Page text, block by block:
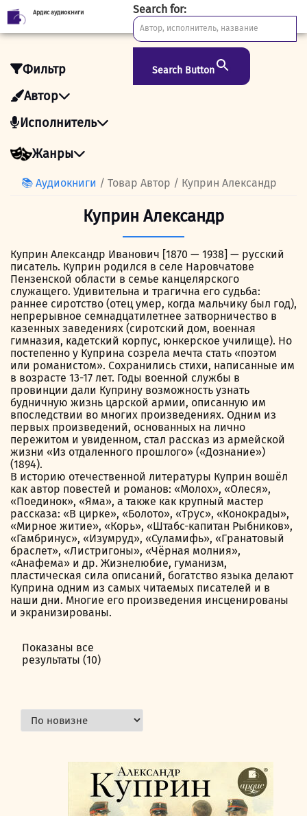
Skip
to
Ардис аудиокниги Search for:
Search Button
Фильтр
Автор
Исполнитель
Жанры
📚 Аудиокниги / Товар Автор / Куприн Александр
Куприн Александр
Куприн Александр Иванович [1870 — 1938] — русский
писатель. Куприн родился в селе Наровчатове
Пензенской области в семье канцелярского
служащего. Удивительна и трагична его судьба:
раннее сиротство (отец умер, когда мальчику был год),
непрерывное семнадцатилетнее затворничество в
казенных заведениях (сиротский дом, военная
гимназия, кадетский корпус, юнкерское училище). Но
постепенно у Куприна созрела мечта стать «поэтом
или романистом». Сохранились стихи, написанные им
в возрасте 13-17 лет. Годы военной службы в
провинции дали Куприну возможность узнать
будничную жизнь царской армии, описанную им
впоследствии во многих произведениях. Одним из
первых произведений, основанных на лично
пережитом и увиденном, стал рассказ из армейской
жизни «Из отдаленного прошлого» («Дознание»)
(1894).
В историю отечественной литературы Куприн вошёл
как автор повестей и романов: «Молох», «Олеся»,
«Поединок», «Яма», а также как крупный мастер
рассказа: «В цирке», «Болото», «Трус», «Конокрады»,
«Мирное житие», «Корь», «Штабс-капитан Рыбников»,
«Гамбринус», «Изумруд», «Суламифь», «Гранатовый
браслет», «Листригоны», «Чёрная молния»,
«Анафема» и др. Жизнелюбие, гуманизм,
пластическая сила описаний, богатство языка делают
Куприна одним из самых читаемых писателей и в
наши дни. Многие его произведения инсценированы
и экранизированы.
Показаны все
результаты (10)